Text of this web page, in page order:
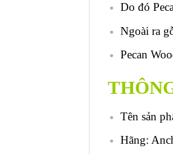
Do đó
Ngoài ra
Pecan
Tên sản
Hãng: